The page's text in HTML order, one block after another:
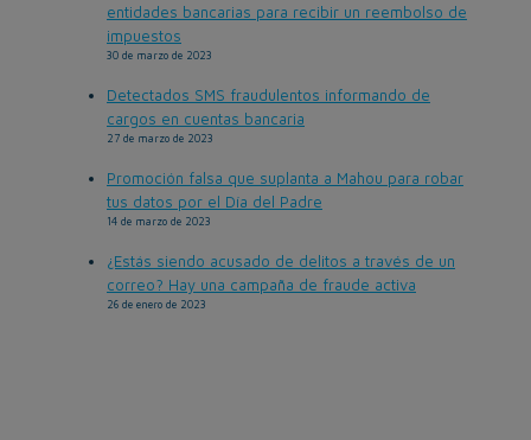
entidades bancarias para recibir un reembolso de
impuestos
30 de marzo de 2023
Detectados SMS fraudulentos informando de
cargos en cuentas bancaria
27 de marzo de 2023
Promoción falsa que suplanta a Mahou para robar
tus datos por el Día del Padre
14 de marzo de 2023
¿Estás siendo acusado de delitos a través de un
correo? Hay una campaña de fraude activa
26 de enero de 2023